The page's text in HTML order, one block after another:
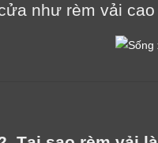
như rèm vải cao